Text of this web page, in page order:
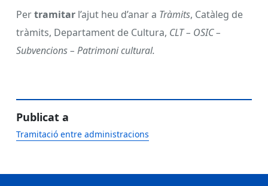
Pertramitar l’ajut heu d’anar a Tràmits, Catàleg de
tràmits, Departament de Cultura, CLT – OSIC –
Subvencions – Patrimoni cultural.
Publicat a
Tramitació entre administracions